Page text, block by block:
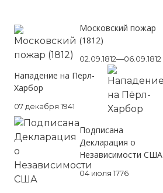
Московский пожар
(1812)
02.09.1812—06.09.1812
Нападение на Пёрл-
Харбор
07 декабря 1941
Подписана
Декларация о
Независимости США
04 июля 1776